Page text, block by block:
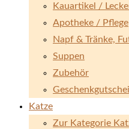
Kauartikel /
Apotheke / Pflege
Napf & Tränke,
Suppen
Zubehör
Katze
Zur Kategorie